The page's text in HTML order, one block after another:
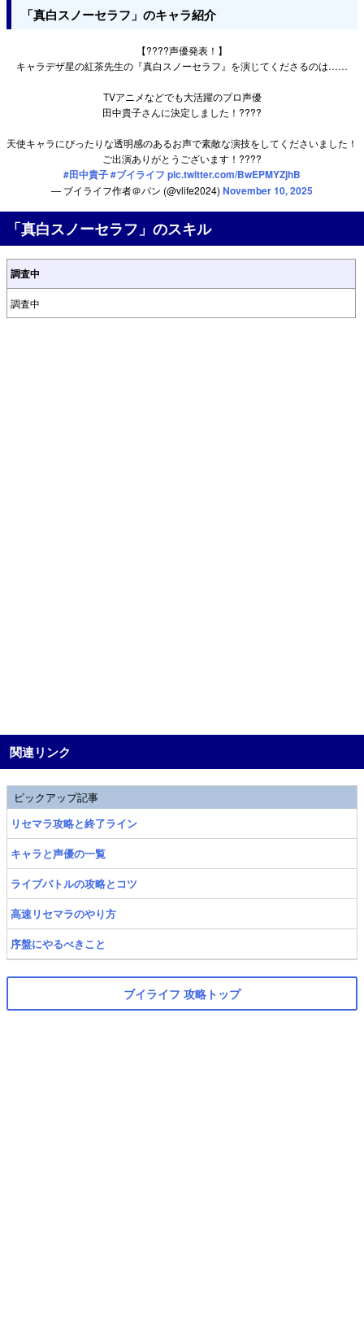
「真白スノーセラフ」のキャラ紹介
【????️声優発表！】
キャラデザ星の紅茶先生の『真白スノーセラフ』を演じてくださるのは……
TVアニメなどでも大活躍のプロ声優
田中貴子さんに決定しました！????
天使キャラにぴったりな透明感のあるお声で素敵な演技をしてくださいました！
ご出演ありがとうございます！????
#田中貴子#ブイライフ pic.twitter.com/BwEPMYZjhB
— ブイライフ作者＠パン (@vlife2024) November 10, 2025
「真白スノーセラフ」のスキル
調査中
調査中
関連リンク
ピックアップ記事
リセマラ攻略と終了ライン
キャラと声優の一覧
ライブバトルの攻略とコツ
高速リセマラのやり方
序盤にやるべきこと
ブイライフ 攻略トップ